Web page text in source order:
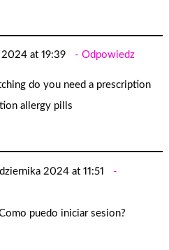
at 19:39 Odpowiedz
do you need a prescription
allergy pills
2024 at 11:51
puedo iniciar sesion?